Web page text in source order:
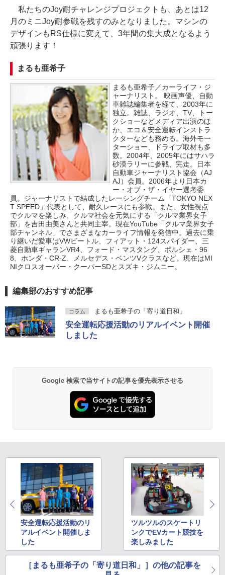
私たちのJoy耐チャレンジプロジェクトも、あとは12
月のミニJoy耐参戦を残すのみとなりました。マシンの
デザインもRS仕様に変えて、3年間の集大成となるよう
頑張ります！
まるも亜希子
まるも亜希子／カーライフ・ジ
ャーナリスト。 映画声優、自動
車雑誌編集者を経て、2003年に
独立。雑誌、ラジオ、TV、トー
クショーなどメディア出演のほ
か、エコ＆安全運転インストラ
クターなども務める。海外モー
ターショー、ドライブ取材も多
数。2004年、2005年にはサハラ
砂漠ラリーに参戦、完走。日本
自動車ジャーナリスト協会（AJ
AJ）会員。2006年より日本カ
ー・オブ・ザ・イヤー選考委
員。ジャーナリストで結成したレーシングチーム「TOKYO NEX
T SPEED」代表として、耐久レースにも参戦。また、女性視点
でクルマを楽しみ、クルマ社会を元気にする「クルマ業界女子
部」を吉田由美さんと共同主宰。現在YouTube「クルマ業界女子
部チャンネル」でさまざまなカーライフ情報を発信中。過去に乗
り継いだ愛車はVWビートル、フィアット・124スパイダー、三
菱自動車ギャランVR4、フォード・マスタング、ポルシェ・96
8、ホンダ・CR-Z、メルセデス・ベンツVクラスなど。現在はMI
NIクロスオーバー・クーパーSDとスズキ・ジムニー。
編集部のおすすめ記事
コラム まるも亜希子の「寄り道日和」
安全運転応援活動のリアルイベント開催
しました
Google 検索で当サイトの記事を優先表示させる
安全運転応援活動のリ
アルイベント開催しま
した
ツルツルのスケートリ
ンクでEVカート競技を
楽しみました
［まるも亜希子の「寄り道日和」］の他の記事を